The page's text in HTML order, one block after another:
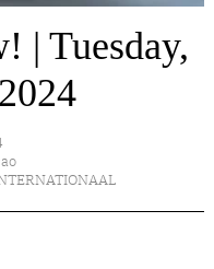
| Tuesday,